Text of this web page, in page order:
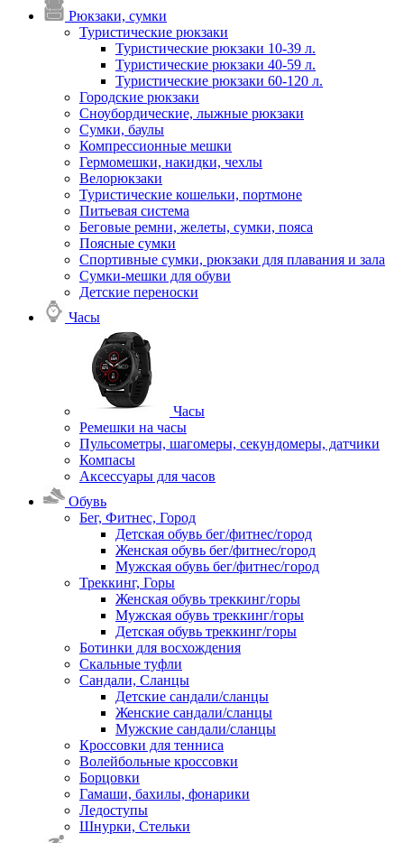
Рюкзаки, сумки
Туристические рюкзаки
Туристические рюкзаки 10-39 л.
Туристические рюкзаки 40-59 л.
Туристические рюкзаки 60-120 л.
Городские рюкзаки
Сноубордические, лыжные рюкзаки
Сумки, баулы
Компрессионные мешки
Гермомешки, накидки, чехлы
Велорюкзаки
Туристические кошельки, портмоне
Питьевая система
Беговые ремни, желеты, сумки, пояса
Поясные сумки
Спортивные сумки, рюкзаки для плавания и зала
Сумки-мешки для обуви
Детские переноски
Часы
Часы
Ремешки на часы
Пульсометры, шагомеры, секундомеры, датчики
Компасы
Аксессуары для часов
Обувь
Бег, Фитнес, Город
Детская обувь бег/фитнес/город
Женская обувь бег/фитнес/город
Мужская обувь бег/фитнес/город
Треккинг, Горы
Женская обувь треккинг/горы
Мужская обувь треккинг/горы
Детская обувь треккинг/горы
Ботинки для восхождения
Скальные туфли
Сандали, Сланцы
Детские сандали/сланцы
Женские сандали/сланцы
Мужские сандали/сланцы
Кроссовки для тенниса
Волейбольные кроссовки
Борцовки
Гамаши, бахилы, фонарики
Ледоступы
Шнурки, Стельки